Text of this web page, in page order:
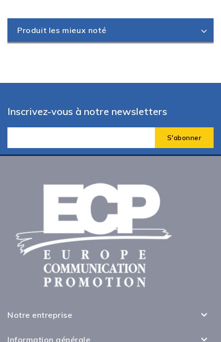
Produit les mieux noté
Inscrivez-vous à notre newsletters
Notre entreprise
Information générale